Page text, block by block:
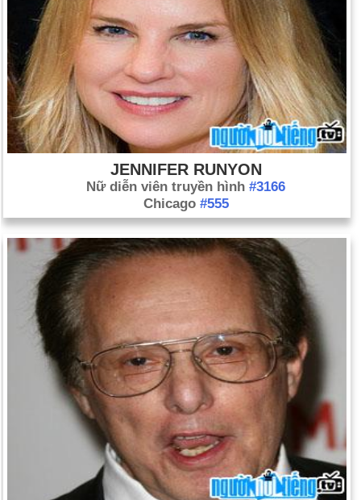
JENNIFER RUNYON
Nữ diễn viên truyền hình #3166
Chicago #555